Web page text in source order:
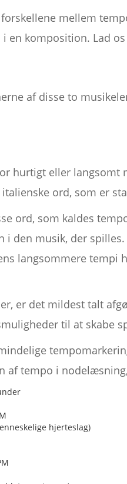
mellem
en komposition. Lad
af disse to
hurtigt eller langsomt
ord, som er
ord, som kaldes
i den musik, der
langsommere
er det mildest talt
til at skabe
af tempo i
hjerteslag)